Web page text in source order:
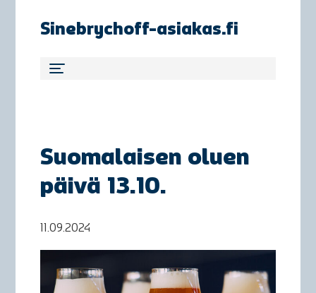
Sinebrychoff-asiakas.fi
Suomalaisen oluen
päivä 13.10.
11.09.2024